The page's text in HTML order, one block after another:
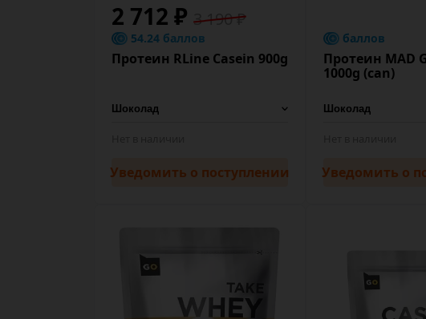
2 712 ₽ 3 190 ₽
54.24 баллов
Протеин RLine Casein 900g
Уведомить о поступлении
баллов
Протеин MAD
1000g (can)
Уведомить о